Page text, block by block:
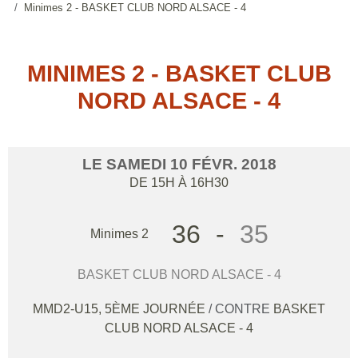
Minimes 2 - BASKET CLUB NORD ALSACE - 4
MINIMES 2 - BASKET CLUB
NORD ALSACE - 4
LE SAMEDI 10 FÉVR. 2018
DE 15H À 16H30
Minimes 2 36 - 35
BASKET CLUB NORD ALSACE - 4
MMD2-U15, 5ÈME JOURNÉE / CONTRE BASKET
CLUB NORD ALSACE - 4